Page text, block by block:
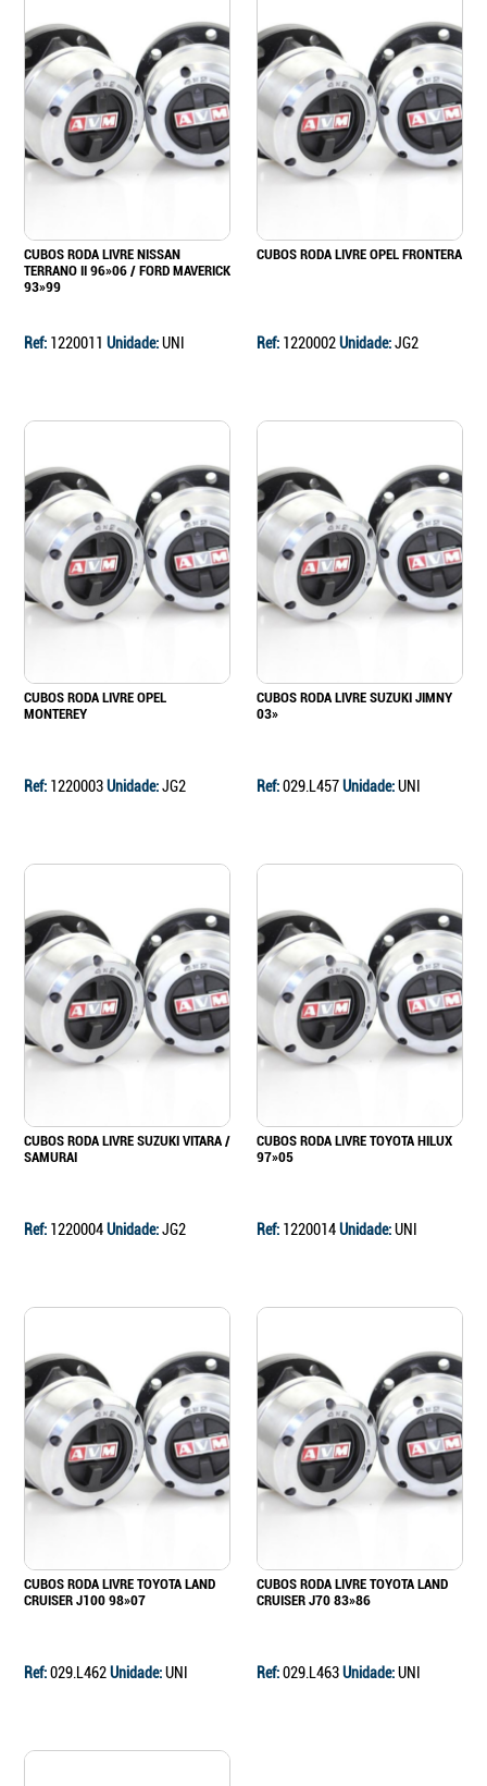
CUBOS RODA LIVRE NISSAN
TERRANO II 96»06 / FORD MAVERICK
93»99
Ref: 1220011 Unidade:UNI
CUBOS RODA LIVRE OPEL FRONTERA
Ref: 1220002Unidade:JG2
CUBOS RODA LIVRE OPEL
MONTEREY
Ref: 1220003Unidade:JG2
CUBOS RODA LIVRE SUZUKI JIMNY
03»
Ref:029.L457Unidade:UNI
CUBOS RODA LIVRE SUZUKI VITARA /
SAMURAI
Ref: 1220004Unidade:JG2
CUBOS RODA LIVRE TOYOTA HILUX
97»05
Ref: 1220014Unidade:UNI
CUBOS RODA LIVRE TOYOTA LAND
CRUISER J100 98»07
Ref:029.L462Unidade:UNI
CUBOS RODA LIVRE TOYOTA LAND
CRUISER J70 83»86
Ref:029.L463Unidade:UNI
Continuar a comprar